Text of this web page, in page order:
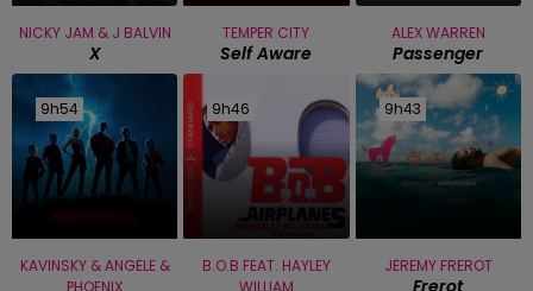
NICKY JAM & J BALVIN
X
TEMPER CITY
Self Aware
ALEX WARREN
Passenger
9h54
9h54
KAVINSKY & ANGELE &
9h46
9h46
B.O.B FEAT. HAYLEY
9h43
9h43
JEREMY FREROT